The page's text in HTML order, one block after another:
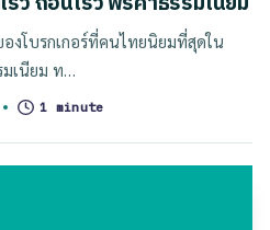
งโบรกเกอร์ที่คนไทยนิยมที่สุดใน
เนียม ท…
1 minute